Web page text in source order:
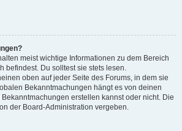
meist wichtige Informationen zu dem Bereich
befindest. Du solltest sie stets lesen.
oben auf jeder Seite des Forums, in dem sie
Bekanntmachungen hängt es von deinen
erstellen kannst oder nicht. Die
der Board-Administration vergeben.